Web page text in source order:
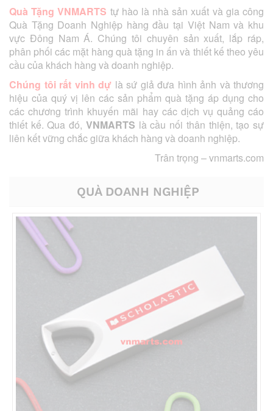
Quà Tặng VNMARTS tự hào là nhà sản xuất và gia công
Quà Tặng Doanh Nghiệp hàng đầu tại Việt Nam và khu
vực Đông Nam Á. Chúng tôi chuyên sản xuất, lắp ráp,
phân phối các mặt hàng quà tặng in ấn và thiết kế theo yêu
cầu của khách hàng và doanh nghiệp.
Chúng tôi rất vinh dự là sứ giả đưa hình ảnh và thương
hiệu của quý vị lên các sản phẩm quà tặng áp dụng cho
các chương trình khuyến mãi hay các dịch vụ quảng cáo
thiết kế. Qua đó, VNMARTS là cầu nối thân thiện, tạo sự
liên kết vững chắc giữa khách hàng và doanh nghiệp.
Trân trọng –vnmarts.com
QUÀ DOANH NGHIỆP